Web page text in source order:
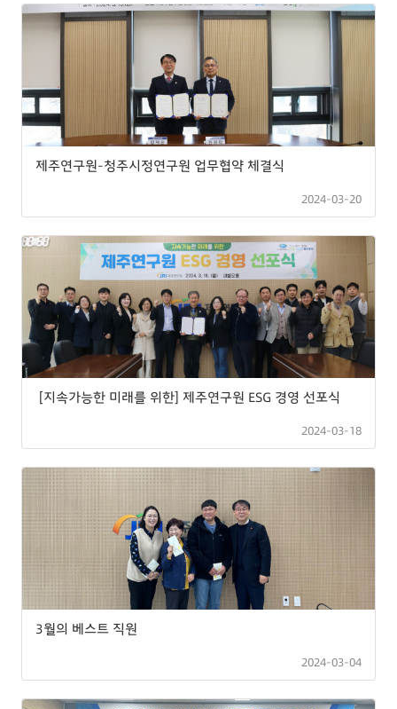
제주연구원-청주시정연구원 업무협약 체결식
2024-03-20
[지속가능한 미래를 위한] 제주연구원 ESG 경영 선포식
2024-03-18
3월의 베스트 직원
2024-03-04